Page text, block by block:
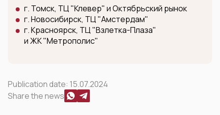
г. Томск, ТЦ "Клевер" и Октябрьский рынок
г. Новосибирск, ТЦ "Амстердам"
г. Красноярск, ТЦ "Взлетка-Плаза"
и ЖК "Метрополис"
Publication date: 15.07.2024
Share the news